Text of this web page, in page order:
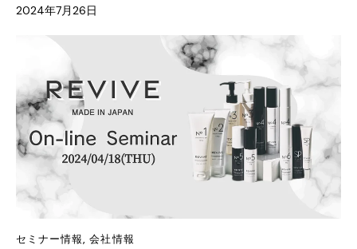
2024年7月26日
セミナー情報,会社情報